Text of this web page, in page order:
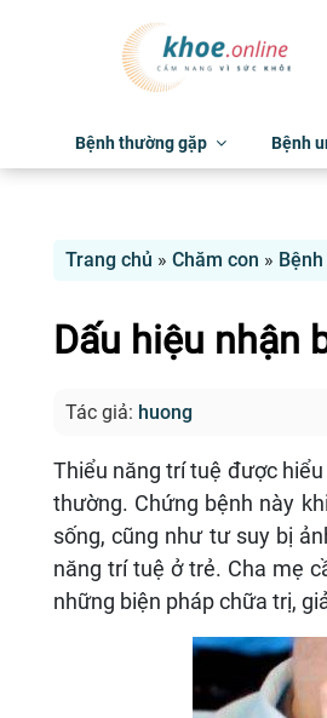
Bệnh thường gặp Bệnh
Trang chủ » Chăm con »
Dấu hiệu nhận
Tác giả: huong
Thiểu năng trí tuệ được
thường. Chứng bệnh này
sống, cũng như tư suy bị
năng trí tuệ ở trẻ. Cha mẹ
những biện pháp chữa trị,